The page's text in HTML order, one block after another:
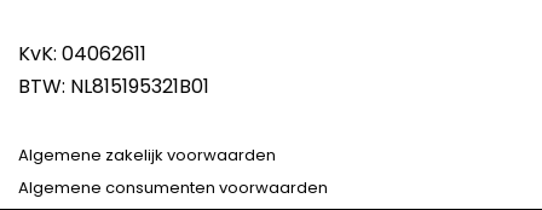
KvK: 04062611
BTW: NL815195321B01
Algemene zakelijk voorwaarden
Algemene consumenten voorwaarden